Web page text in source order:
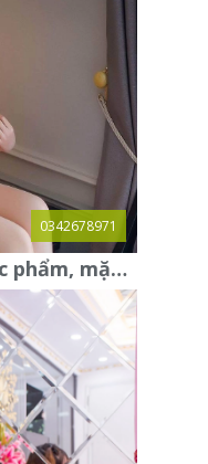
0342678971
Vy Vy - Em hàng cực phẩm, mặt đẹp, vú to, bím khít rịt